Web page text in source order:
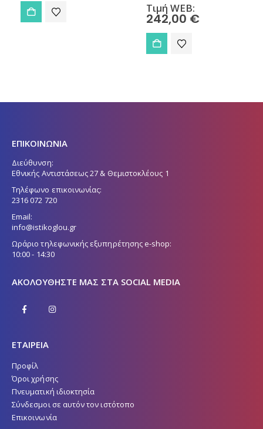
Τιμή WEB:
242,00 €
ΕΠΙΚΟΙΝΩΝΙΑ
Διεύθυνση:
Εθνικής Αντιστάσεως 27 & Θεμιστοκλέους 1
Τηλέφωνο επικοινωνίας:
2316 072 720
Email:
info@istikoglou.gr
Ωράριο τηλεφωνικής εξυπηρέτησης e-shop:
10:00 - 14:30
ΑΚΟΛΟΥΘΉΣΤΕ ΜΑΣ ΣΤΑ SOCIAL MEDIA
ΕΤΑΙΡΕΙΑ
Προφίλ
Όροι χρήσης
Πνευματική ιδιοκτησία
Σύνδεσμοι σε αυτόν τον ιστότοπο
Επικοινωνία